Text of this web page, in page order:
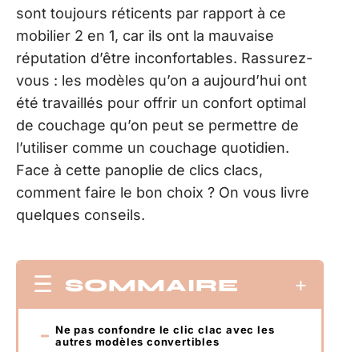
sont toujours réticents par rapport à ce
mobilier 2 en 1, car ils ont la mauvaise
réputation d’être inconfortables. Rassurez-
vous : les modèles qu’on a aujourd’hui ont
été travaillés pour offrir un confort optimal
de couchage qu’on peut se permettre de
l’utiliser comme un couchage quotidien.
Face à cette panoplie de clics clacs,
comment faire le bon choix ? On vous livre
quelques conseils.
SOMMAIRE
Ne pas confondre le clic clac avec les
autres modèles convertibles